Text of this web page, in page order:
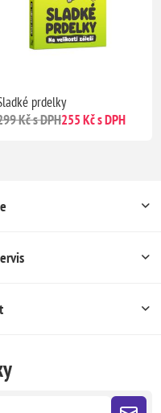
prdelky
Kč s DPH255 Kč s DPH